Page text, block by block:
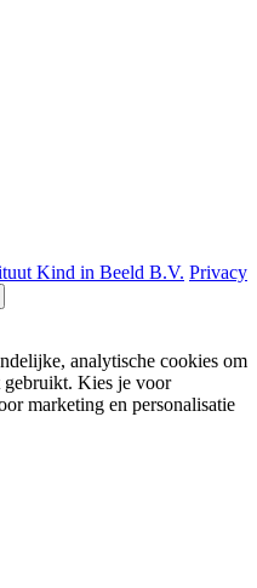
Kind in Beeld B.V. Privacy
analytische cookies om
gebruikt. Kies je voor
marketing en personalisatie